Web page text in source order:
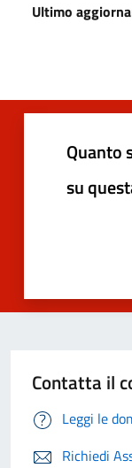
Ultimo
Quanto
su
Contatta il
Leggi le
Richiedi